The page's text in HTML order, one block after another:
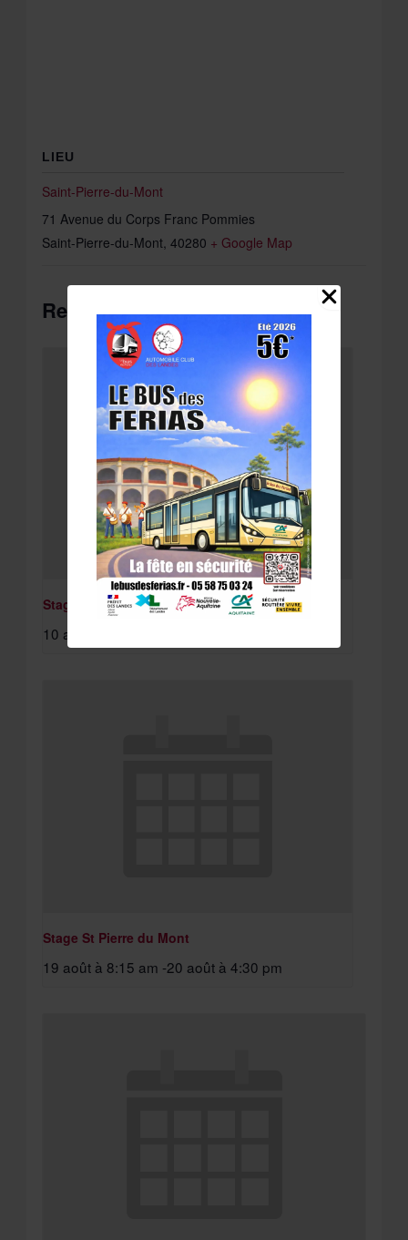
LIEU
Saint-Pierre-du-Mont
71 Avenue du Corps Franc Pommies
Saint-Pierre-du-Mont 40280 + Google Map
Related Évènements
Stage St Paul Lès Dax
10 août à 8:15 am
Stage St Pierre du Mont
19 août à 8:15 am -20 août à 4:30 pm